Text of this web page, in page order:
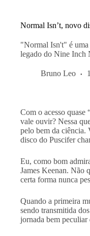
Normal Isn’t, novo
"Normal Isn't" é uma
legado do Nine Inch
Bruno Leo
Com o acesso quase
vale ouvir? Nessa
pelo bem da ciência.
disco do Puscifer
Eu, como bom
James Keenan. Não
certa forma nunca
Quando a primeira
sendo transmitida
jornada bem